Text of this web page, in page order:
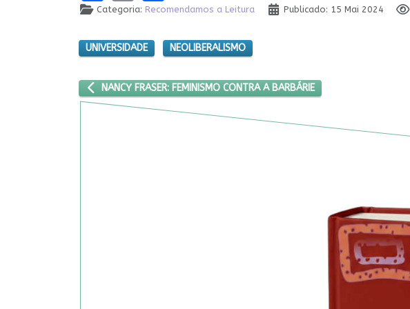
Categoria: Recomendamos a Leitura Publicado: 15 Mai 2024
UNIVERSIDADE NEOLIBERALISMO
ARTIGO ANTERIOR: NANCY FRASER: FEMINISMO CONTRA A BARBÁRIE
NANCY FRASER: FEMINISMO CONTRA A BARBÁRIE